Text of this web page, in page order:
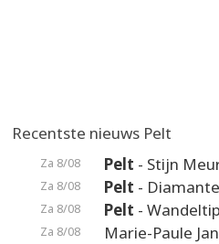
Recentste nieuws Pelt
Za 8/08 Pelt - Stijn
Za 8/08 Pelt -
Za 8/08 Pelt -
Za 8/08 Marie-Paule